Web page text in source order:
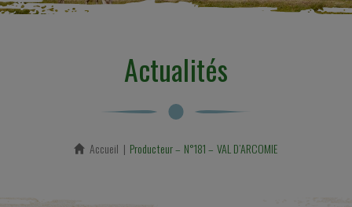
Actualités
Accueil En cours :
Producteur – N°181 – VAL D’ARCOMIE